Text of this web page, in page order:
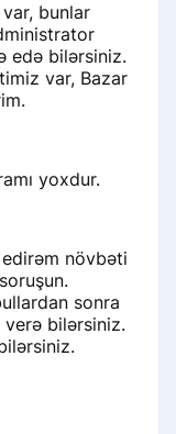
bunlar
edə bilərsiniz.
var, Bazar
yoxdur.
edirəm növbəti
sonra
verə bilərsiniz.